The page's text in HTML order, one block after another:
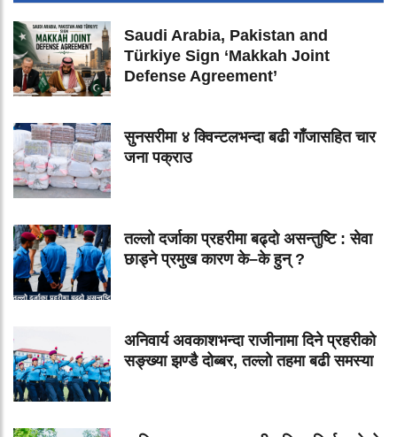
Saudi Arabia, Pakistan and
Türkiye Sign ‘Makkah Joint
Defense Agreement’
सुनसरीमा ४ क्विन्टलभन्दा बढी गाँजासहित चार
जना पक्राउ
तल्लो दर्जाका प्रहरीमा बढ्दो असन्तुष्टि : सेवा
छाड्ने प्रमुख कारण के–के हुन् ?
अनिवार्य अवकाशभन्दा राजीनामा दिने प्रहरीको
सङ्ख्या झण्डै दोब्बर, तल्लो तहमा बढी समस्या